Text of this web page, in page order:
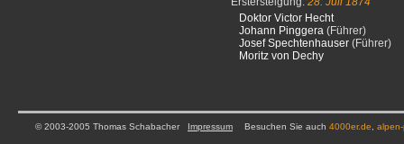
Doktor Victor Hecht
Johann Pinggera (Führer)
Josef Spechtenhauser (Führer)
Moritz von Dechy
© 2003-2005 Thomas Schabacher Impressum Besuchen Sie auch 4000er.de